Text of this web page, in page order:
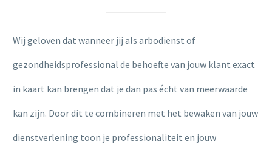
Wij geloven dat wanneer jij als arbodienst of
gezondheidsprofessional de behoefte van jouw klant exact
in kaart kan brengen dat je dan pas écht van meerwaarde
kan zijn. Door dit te combineren met het bewaken van jouw
dienstverlening toon je professionaliteit en jouw